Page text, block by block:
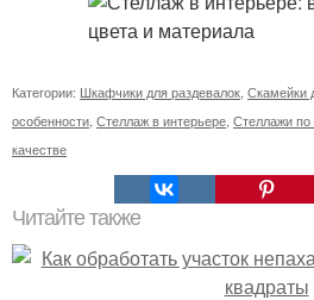
Категории: Шкафчики для раздевалок Скамейки
особенности Стеллаж в интерьере Стеллажи
качестве
Читайте также